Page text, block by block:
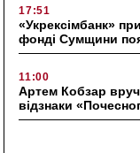
17:51
«Укрексімбанк»
фонді Сумщини
11:00
Артем Кобзар
відзнаки